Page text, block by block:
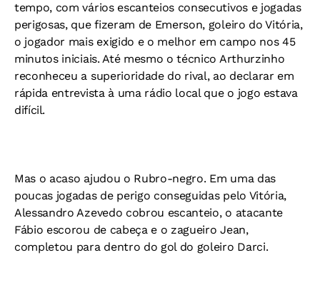
tempo, com vários escanteios consecutivos e jogadas
perigosas, que fizeram de Emerson, goleiro do Vitória,
o jogador mais exigido e o melhor em campo nos 45
minutos iniciais. Até mesmo o técnico Arthurzinho
reconheceu a superioridade do rival, ao declarar em
rápida entrevista à uma rádio local que o jogo estava
difícil.
Mas o acaso ajudou o Rubro-negro. Em uma das
poucas jogadas de perigo conseguidas pelo Vitória,
Alessandro Azevedo cobrou escanteio, o atacante
Fábio escorou de cabeça e o zagueiro Jean,
completou para dentro do gol do goleiro Darci.